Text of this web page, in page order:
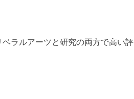
ラルアーツと研究の両方で高い評